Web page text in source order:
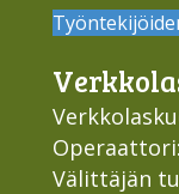
Välittäjän